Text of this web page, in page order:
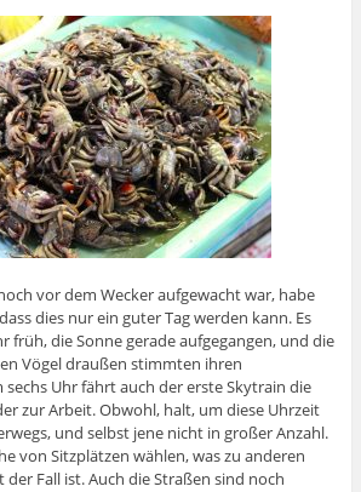
vor dem Wecker aufgewacht war, habe
dies nur ein guter Tag werden kann. Es
früh, die Sonne gerade aufgegangen, und die
Vögel draußen stimmten ihren
sechs Uhr fährt auch der erste Skytrain die
zur Arbeit. Obwohl, halt, um diese Uhrzeit
und selbst jene nicht in großer Anzahl.
von Sitzplätzen wählen, was zu anderen
Fall ist. Auch die Straßen sind noch